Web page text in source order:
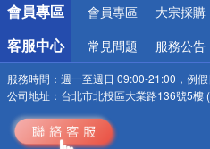
會員專區 會員專區 大宗採購
客服中心 常見問題 服務公告
服務時間： 週一至週日 09:00-21:00，例
公司地址： 台北市北投區大業路136號5樓